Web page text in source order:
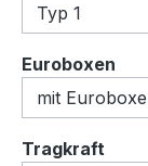
Euroboxen
Tragkraft